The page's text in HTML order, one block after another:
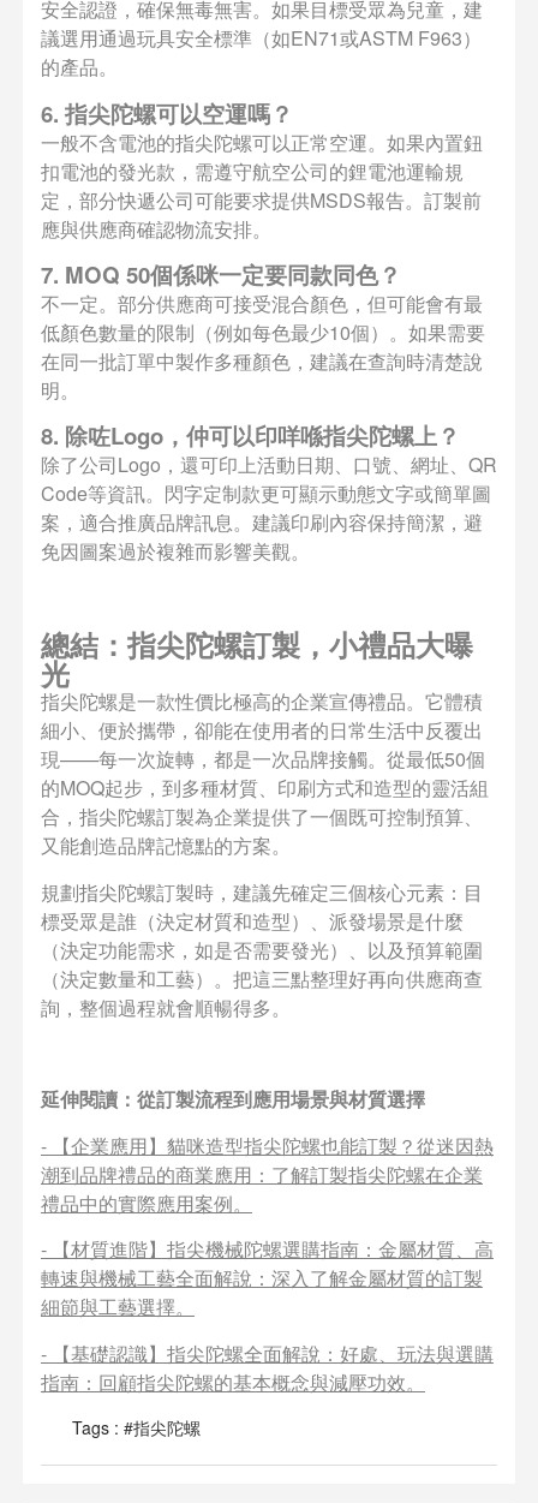
安全認證，確保無毒無害。如果目標受眾為兒童，建
議選用通過玩具安全標準（如EN71或ASTM F963）
的產品。
6. 指尖陀螺可以空運嗎？
一般不含電池的指尖陀螺可以正常空運。如果內置鈕
扣電池的發光款，需遵守航空公司的鋰電池運輸規
定，部分快遞公司可能要求提供MSDS報告。訂製前
應與供應商確認物流安排。
7. MOQ 50個係咪一定要同款同色？
不一定。部分供應商可接受混合顏色，但可能會有最
低顏色數量的限制（例如每色最少10個）。如果需要
在同一批訂單中製作多種顏色，建議在查詢時清楚說
明。
8. 除咗Logo，仲可以印咩喺指尖陀螺上？
除了公司Logo，還可印上活動日期、口號、網址、QR
Code等資訊。閃字定制款更可顯示動態文字或簡單圖
案，適合推廣品牌訊息。建議印刷內容保持簡潔，避
免因圖案過於複雜而影響美觀。
總結：指尖陀螺訂製，小禮品大曝
光
指尖陀螺是一款性價比極高的企業宣傳禮品。它體積
細小、便於攜帶，卻能在使用者的日常生活中反覆出
現——每一次旋轉，都是一次品牌接觸。從最低50個
的MOQ起步，到多種材質、印刷方式和造型的靈活組
合，指尖陀螺訂製為企業提供了一個既可控制預算、
又能創造品牌記憶點的方案。
規劃指尖陀螺訂製時，建議先確定三個核心元素：目
標受眾是誰（決定材質和造型）、派發場景是什麼
（決定功能需求，如是否需要發光）、以及預算範圍
（決定數量和工藝）。把這三點整理好再向供應商查
詢，整個過程就會順暢得多。
延伸閱讀：從訂製流程到應用場景與材質選擇
-
【企業應用】貓咪造型指尖陀螺也能訂製？從迷因熱
潮到品牌禮品的商業應用 ：了解訂製指尖陀螺在企業
禮品中的實際應用案例。
-
【材質進階】指尖機械陀螺選購指南：金屬材質、高
轉速與機械工藝全面解說 ：深入了解金屬材質的訂製
細節與工藝選擇。
-
【基礎認識】指尖陀螺全面解說：好處、玩法與選購
指南：回顧指尖陀螺的基本概念與減壓功效。
Tags : #指尖陀螺